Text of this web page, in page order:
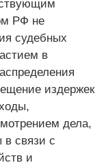
РФ не
судебных
в
издержек
дела,
в связи с
и